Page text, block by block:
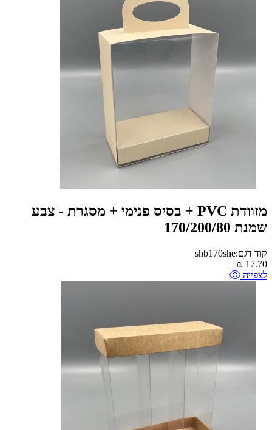
מזוודת PVC + בסיס פנימי + מסגרת - צבע
שמנת 170/200/80
קוד דגם:shb170she
17.70
₪
לצפייה